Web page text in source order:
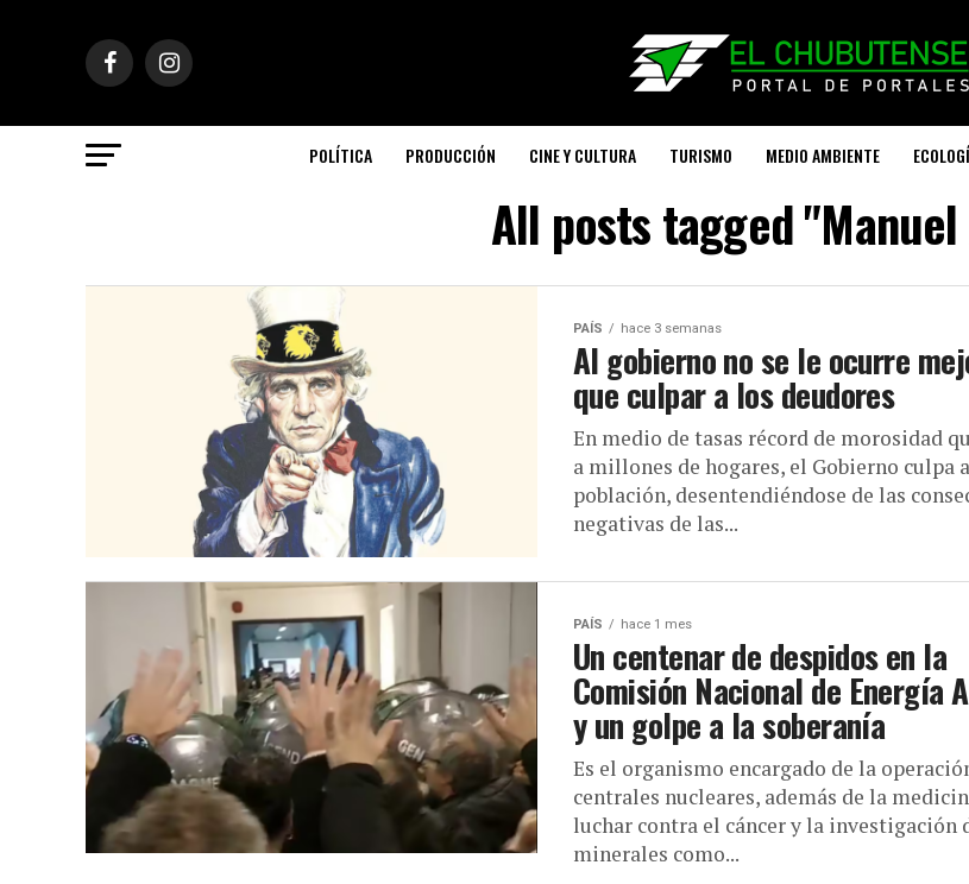
POLÍTICA PRODUCCIÓN CINE Y CULTURA TURISMO MEDIO AMBIENTE
All posts tagged
PAÍS hace 3 semanas
Al gobierno no se le ocurre
que culpar a los deudores
En medio de tasas récord de morosidad
a millones de hogares, el Gobierno culpa
población, desentendiéndose de las
negativas de las...
PAÍS hace 1 mes
Un centenar de despidos en la
Comisión Nacional de Energía
y un golpe a la soberanía
Es el organismo encargado de la
centrales nucleares, además de la
luchar contra el cáncer y la investigación
minerales como...